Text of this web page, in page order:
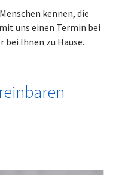
kennen, die
uns einen Termin bei
bei Ihnen zu Hause.